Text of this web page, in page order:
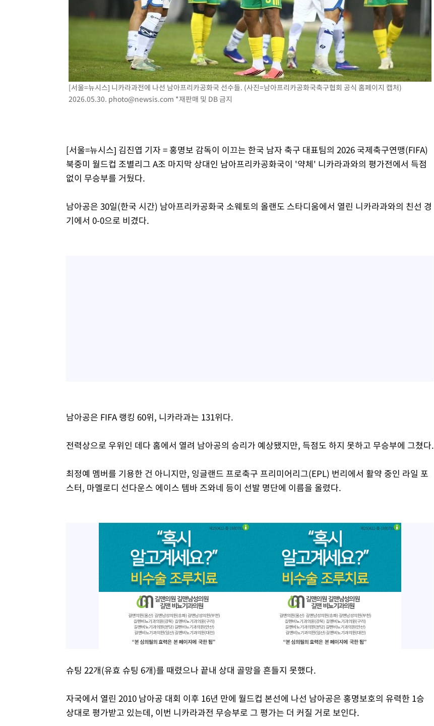
[서울=뉴시스] 니카라과전에 나선 남아프리카공화국 선수들. (사진=남아프리카공화국축구협회 공식 홈페이지 캡처)
2026.05.30. photo@newsis.com *재판매 및 DB 금지
[서울=뉴시스] 김진엽 기자 = 홍명보 감독이 이끄는 한국 남자 축구 대표팀의 2026 국제축구연맹(FIFA)
북중미 월드컵 조별리그 A조 마지막 상대인 남아프리카공화국이 '약체' 니카라과와의 평가전에서 득점
없이 무승부를 거뒀다.
남아공은 30일(한국 시간) 남아프리카공화국 소웨토의 올랜도 스타디움에서 열린 니카라과와의 친선 경
기에서 0-0으로 비겼다.
남아공은 FIFA 랭킹 60위, 니카라과는 131위다.
전력상으로 우위인 데다 홈에서 열려 남아공의 승리가 예상됐지만, 득점도 하지 못하고 무승부에 그쳤다.
최정예 멤버를 기용한 건 아니지만, 잉글랜드 프로축구 프리미어리그(EPL) 번리에서 활약 중인 라일 포
스터, 마멜로디 선다운스 에이스 템바 즈와네 등이 선발 명단에 이름을 올렸다.
슈팅 22개(유효 슈팅 6개)를 때렸으나 끝내 상대 골망을 흔들지 못했다.
자국에서 열린 2010 남아공 대회 이후 16년 만에 월드컵 본선에 나선 남아공은 홍명보호의 유력한 1승
상대로 평가받고 있는데, 이번 니카라과전 무승부로 그 평가는 더 커질 거로 보인다.